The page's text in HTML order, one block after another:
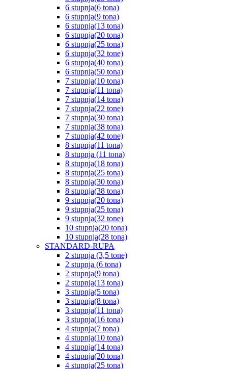
6 stupnja(6 tona)
6 stupnja(9 tona)
6 stupnja(13 tona)
6 stupnja(20 tona)
6 stupnja(25 tona)
6 stupnja(32 tone)
6 stupnja(40 tona)
6 stupnja(50 tona)
7 stupnja(10 tona)
7 stupnja(11 tona)
7 stupnja(14 tona)
7 stupnja(22 tone)
7 stupnja(30 tona)
7 stupnja(38 tona)
7 stupnja(42 tone)
8 stupnja(11 tona)
8 stupnja (11 tona)
8 stupnja(18 tona)
8 stupnja(25 tona)
8 stupnja(30 tona)
8 stupnja(38 tona)
9 stupnja(20 tona)
9 stupnja(25 tona)
9 stupnja(32 tone)
10 stupnja(20 tona)
10 stupnja(28 tona)
STANDARD-RUPA
2 stupnja (3,5 tone)
2 stupnja (6 tona)
2 stupnja(9 tona)
2 stupnja(13 tona)
3 stupnja(5 tona)
3 stupnja(8 tona)
3 stupnja(11 tona)
3 stupnja(16 tona)
4 stupnja(7 tona)
4 stupnja(10 tona)
4 stupnja(14 tona)
4 stupnja(20 tona)
4 stupnja(25 tona)